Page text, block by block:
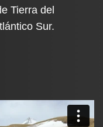
Tierra del
Sur.